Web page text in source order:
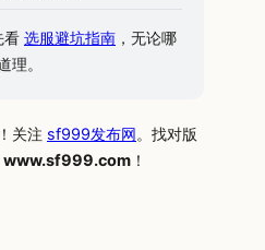
看 选服避坑指南 ，无论哪
理。
关注 sf999发布网。找对版
www.sf999.com！